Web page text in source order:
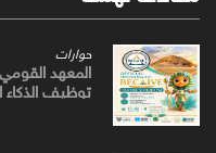
حوارات
المعهد
توظيف